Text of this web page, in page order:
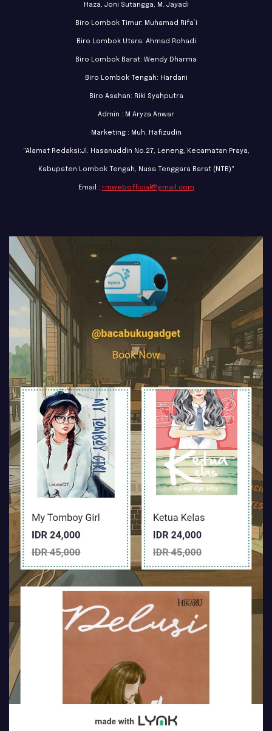
Haza, Joni Sutangga, M. Jayadi
Biro Lombok Timur: Muhamad Rifa’i
Biro Lombok Utara: Ahmad Rohadi
Biro Lombok Barat: Wendy Dharma
Biro Lombok Tengah: Hardani
Biro Asahan: Riki Syahputra
Admin : M Aryza Anwar
Marketing : Muh. Hafizudin
"Alamat Redaksi:Jl. Hasanuddin No.27, Leneng, Kecamatan Praya,
Kabupaten Lombok Tengah, Nusa Tenggara Barat (NTB)"
Email : rmwebofficial@gmail.com